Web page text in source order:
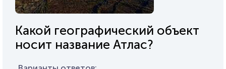
Какой географический объект
носит название Атлас?